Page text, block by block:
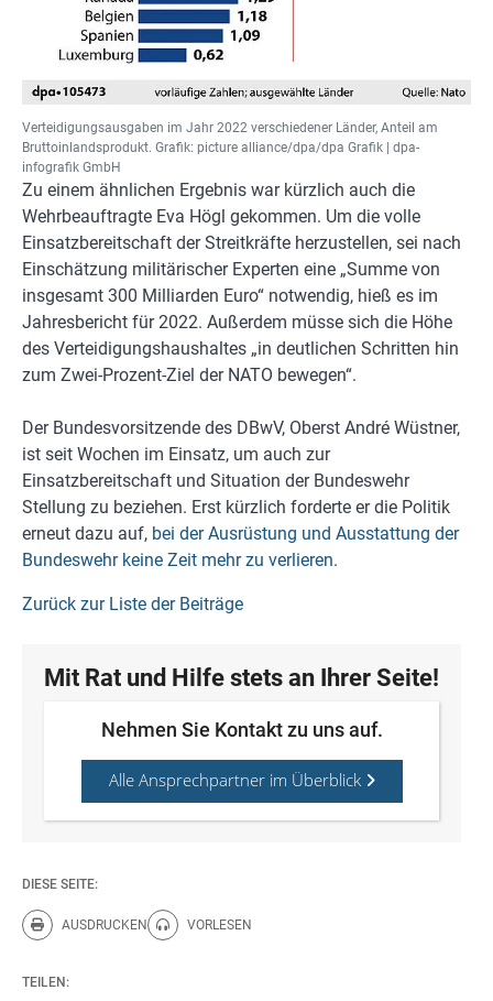
Verteidigungsausgaben im Jahr 2022 verschiedener Länder, Anteil am
Bruttoinlandsprodukt. Grafik: picture alliance/dpa/dpa Grafik | dpa-
infografik GmbH
Zu einem ähnlichen Ergebnis war kürzlich auch die
Wehrbeauftragte Eva Högl gekommen. Um die volle
Einsatzbereitschaft der Streitkräfte herzustellen, sei nach
Einschätzung militärischer Experten eine „Summe von
insgesamt 300 Milliarden Euro“ notwendig, hieß es im
Jahresbericht für 2022. Außerdem müsse sich die Höhe
des Verteidigungshaushaltes „in deutlichen Schritten hin
zum Zwei-Prozent-Ziel der NATO bewegen“.
Der Bundesvorsitzende des DBwV, Oberst André Wüstner,
ist seit Wochen im Einsatz, um auch zur
Einsatzbereitschaft und Situation der Bundeswehr
Stellung zu beziehen. Erst kürzlich forderte er die Politik
erneut dazu auf, bei der Ausrüstung und Ausstattung der
Bundeswehr keine Zeit mehr zu verlieren.
Zurück zur Liste der Beiträge
Mit Rat und Hilfe stets an Ihrer Seite!
Nehmen Sie Kontakt zu uns auf.
Alle Ansprechpartner im Überblick
DIESE SEITE:
AUSDRUCKEN
Diese Seite drucken.
VORLESEN
Diese Seite vorlesen.
TEILEN: